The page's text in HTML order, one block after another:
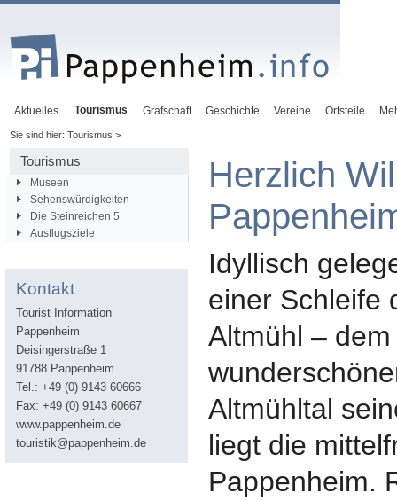
Aktuelles Tourismus Grafschaft Geschichte Vereine Ortsteile
Sie sind hier: Tourismus >
Tourismus
Museen
Sehenswürdigkeiten
Die Steinreichen 5
Ausflugsziele
Kontakt
Tourist Information
Pappenheim
Deisingerstraße 1
91788 Pappenheim
Tel.: +49 (0) 9143 60666
Fax: +49 (0) 9143 60667
www.pappenheim.de
touristik@pappenheim.de
Herzlich
Idyllisch
einer Schleife
Altmühl –
Altmühltal
liegt die
Pappenheim.